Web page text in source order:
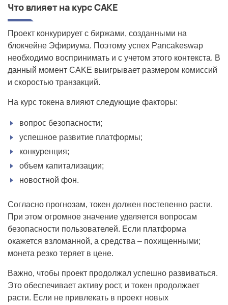
Что влияет на курсCAKE
Проект конкурирует с биржами, созданными на
блокчейне Эфириума. Поэтому успех Pancakeswap
необходимо воспринимать и с учетом этого контекста. В
данный момент CAKE выигрывает размером комиссий
и скоростью транзакций.
На курс токена влияют следующие факторы:
вопрос безопасности;
успешное развитие платформы;
конкуренция;
объем капитализации;
новостной фон.
Согласно прогнозам, токен должен постепенно расти.
При этом огромное значение уделяется вопросам
безопасности пользователей. Если платформа
окажется взломанной, а средства – похищенными;
монета резко теряет в цене.
Важно, чтобы проект продолжал успешно развиваться.
Это обеспечивает активу рост, и токен продолжает
расти. Если не привлекать в проект новых